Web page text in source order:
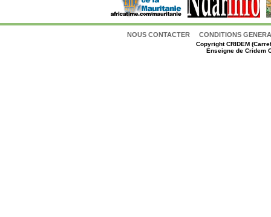
NOUS CONTACTER CONDITIONS
CopyrightCRIDEM
Enseigne de Cridem